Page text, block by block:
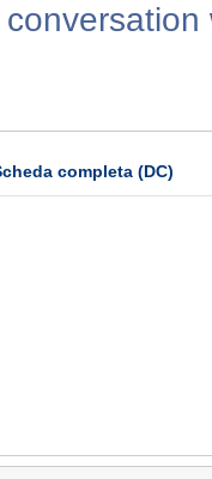
completa (DC)